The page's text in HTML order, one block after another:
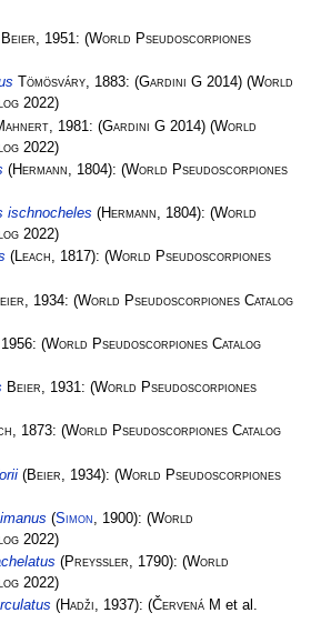
Beier, 1951: (World Pseudoscorpiones
Tömösváry, 1883: (Gardini G 2014) (World
2022)
, 1981: (Gardini G 2014) (World
2022)
(Hermann , 1804): (World Pseudoscorpiones
ischnocheles (Hermann, 1804): (World
2022)
(Leach, 1817): (World Pseudoscorpiones
, 1934: (World Pseudoscorpiones Catalog
(World Pseudoscorpiones Catalog
Beier, 1931: (World Pseudoscorpiones
, 1873: (World Pseudoscorpiones Catalog
(Beier , 1934): (World Pseudoscorpiones
(Simon, 1900): (World
2022)
(Preyssler, 1790): (World
2022)
(Hadži, 1937): (Červená M et al.